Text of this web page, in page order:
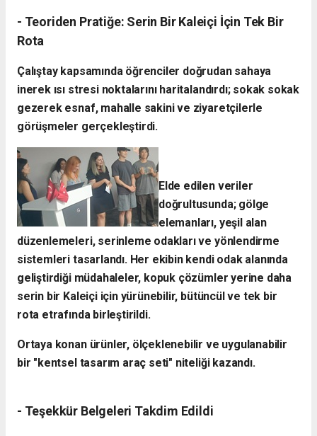
- ​Teoriden Pratiğe: Serin Bir Kaleiçi İçin Tek Bir
Rota
​Çalıştay kapsamında öğrenciler doğrudan sahaya
inerek ısı stresi noktalarını haritalandırdı; sokak sokak
gezerek esnaf, mahalle sakini ve ziyaretçilerle
görüşmeler gerçekleştirdi.
Elde edilen veriler
doğrultusunda; gölge
elemanları, yeşil alan
düzenlemeleri, serinleme odakları ve yönlendirme
sistemleri tasarlandı. Her ekibin kendi odak alanında
geliştirdiği müdahaleler, kopuk çözümler yerine daha
serin bir Kaleiçi için yürünebilir, bütüncül ve tek bir
rota etrafında birleştirildi.
Ortaya konan ürünler, ölçeklenebilir ve uygulanabilir
bir "kentsel tasarım araç seti" niteliği kazandı.
- ​Teşekkür Belgeleri Takdim Edildi